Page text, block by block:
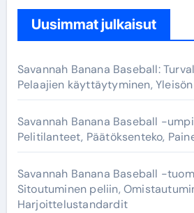
Uusimmat julkaisut
Savannah Banana Baseball:
Pelaajien käyttäytyminen,
Savannah Banana Baseball -
Pelitilanteet, Päätöksenteko,
Savannah Banana Baseball -
Sitoutuminen peliin,
Harjoittelustandardit